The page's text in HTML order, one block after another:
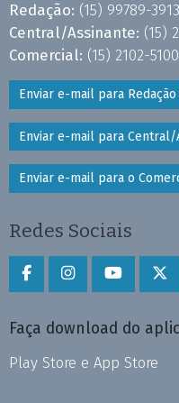
Redação: (15) 99789-3913
Central/Assinante: (15)
Comercial: (15) 2102-
Enviar e-mail para Redação
Enviar e-mail para Central/
Enviar e-mail para o
Redes Sociais
Faça download do
Play Store e App Store